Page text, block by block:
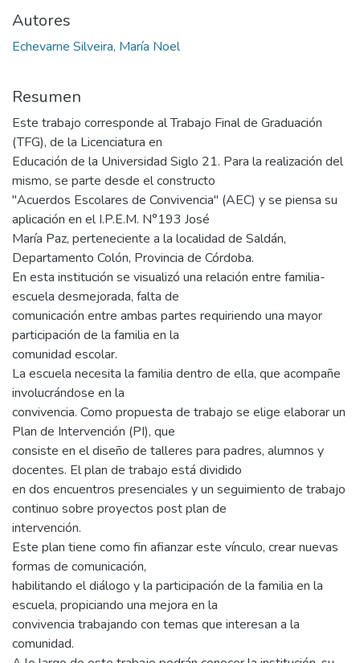
Autores
Echevarne Silveira, María Noel
Resumen
Este trabajo corresponde al Trabajo Final de Graduación
(TFG), de la Licenciatura en
Educación de la Universidad Siglo 21. Para la realización del
mismo, se parte desde el constructo
"Acuerdos Escolares de Convivencia" (AEC) y se piensa su
aplicación en el I.P.E.M. N°193 José
María Paz, perteneciente a la localidad de Saldán,
Departamento Colón, Provincia de Córdoba.
En esta institución se visualizó una relación entre familia-
escuela desmejorada, falta de
comunicación entre ambas partes requiriendo una mayor
participación de la familia en la
comunidad escolar.
La escuela necesita la familia dentro de ella, que acompañe
involucrándose en la
convivencia. Como propuesta de trabajo se elige elaborar un
Plan de Intervención (PI), que
consiste en el diseño de talleres para padres, alumnos y
docentes. El plan de trabajo está dividido
en dos encuentros presenciales y un seguimiento de trabajo
continuo sobre proyectos post plan de
intervención.
Este plan tiene como fin afianzar este vínculo, crear nuevas
formas de comunicación,
habilitando el diálogo y la participación de la familia en la
escuela, propiciando una mejora en la
convivencia trabajando con temas que interesan a la
comunidad.